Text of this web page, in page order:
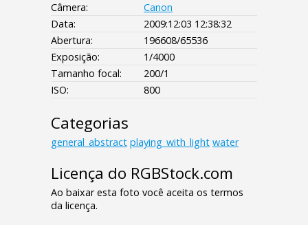
Câmera:
Canon
Data:
2009:12:03 12:38:32
Abertura:
196608/65536
Exposição:
1/4000
Tamanho focal:
200/1
ISO:
800
Categorias
general_abstract playing_with_light water
Licença do RGBStock.com
Ao baixar esta foto você aceita os termos
da licença.